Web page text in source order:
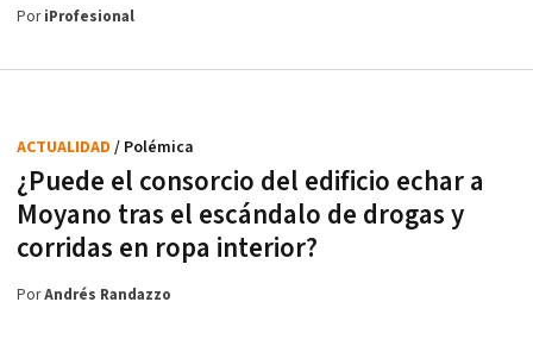
PoriProfesional
¿Puede el consorcio del edificio echar a
Moyano tras el escándalo de drogas y
corridas en ropa interior?
ACTUALIDAD / Polémica
PorAndrés Randazzo